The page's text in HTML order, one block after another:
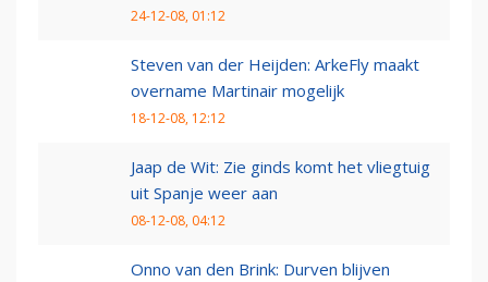
24-12-08, 01:12
Steven van der Heijden: ArkeFly maakt
overname Martinair mogelijk
18-12-08, 12:12
Jaap de Wit: Zie ginds komt het vliegtuig
uit Spanje weer aan
08-12-08, 04:12
Onno van den Brink: Durven blijven